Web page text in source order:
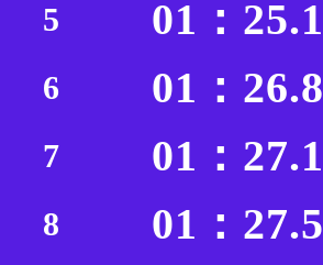
5 01：25.1
6 01：26.8
7 01：27.1
8 01：27.5